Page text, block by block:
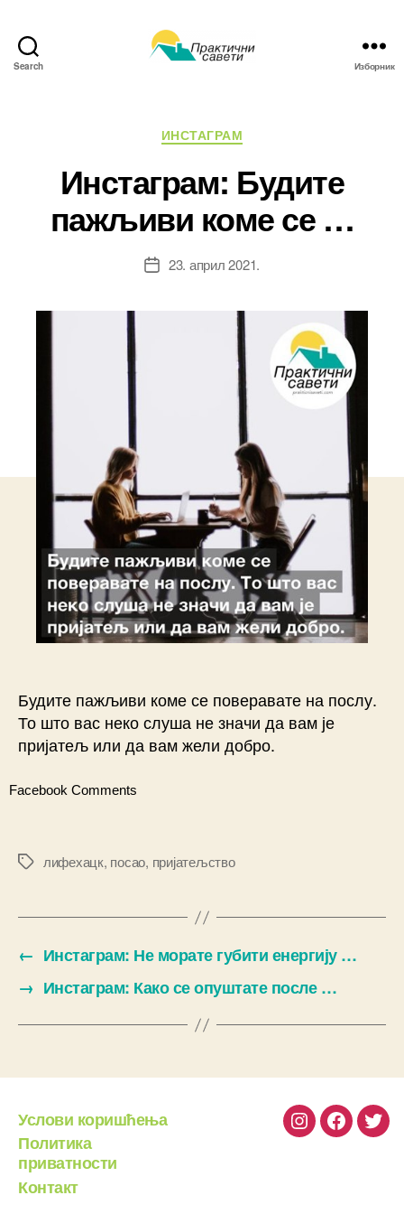
Search Изборник
Категорије
ИНСТАГРАМ
Инстаграм: Будите
пажљиви коме се …
Датум23. април 2021.
Будите пажљиви коме се поверавате на послу.
То што вас неко слуша не значи да вам је
пријатељ или да вам жели добро. ⠀
Facebook Comments
Ознакелифехацк, посао, пријатељство
← Инстаграм: Не морате губити енергију …
→ Инстаграм: Како се опуштате после …
Услови коришћења
Политика
приватности
Контакт
Instagram
Facebook